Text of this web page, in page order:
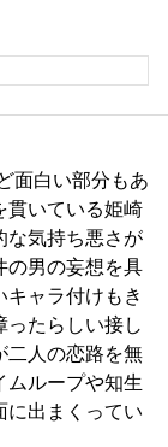
面白い部分もあ
貫いている姫崎
な気持ち悪さが
の男の妄想を具
ャラ付けもき
ったらしい接し
二人の恋路を無
ムループや知生
に出まくってい